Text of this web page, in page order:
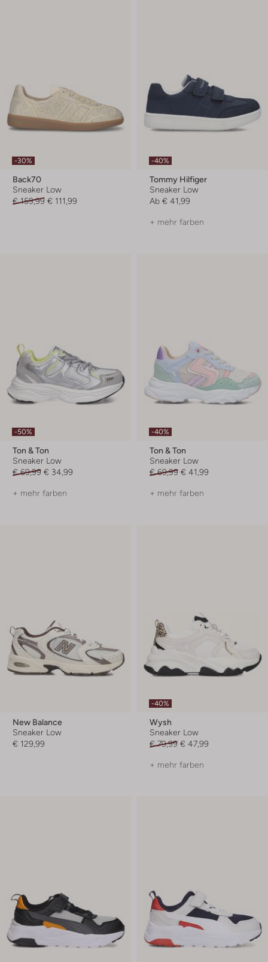
-30%
Back70
Sneaker Low
€ 159,99 € 111,99
-40%
Tommy Hilfiger
Sneaker Low
Ab € 41,99
+ mehr farben
-50%
Ton & Ton
Sneaker Low
€ 69,99 € 34,99
+ mehr farben
-40%
Ton & Ton
Sneaker Low
€ 69,99 € 41,99
+ mehr farben
New Balance
Sneaker Low
€ 129,99
-40%
Wysh
Sneaker Low
€ 79,99 € 47,99
+ mehr farben